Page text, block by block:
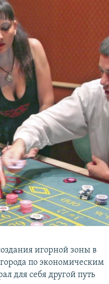
игорной зоны в
по экономическим
для себя другой путь